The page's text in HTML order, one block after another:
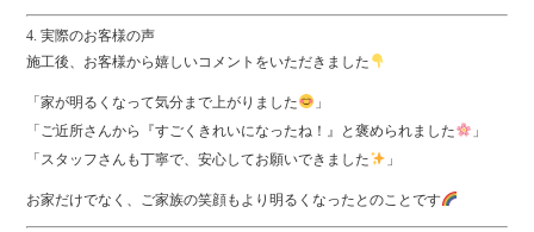
4. 実際のお客様の声
施工後、お客様から嬉しいコメントをいただきました
「家が明るくなって気分まで上がりました
」
「ご近所さんから『すごくきれいになったね！』と褒められました
」
「スタッフさんも丁寧で、安心してお願いできました
」
お家だけでなく、ご家族の笑顔もより明るくなったとのことです